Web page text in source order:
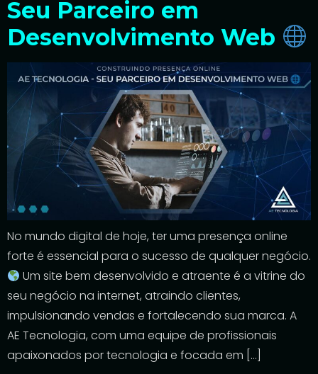
Seu Parceiro em
Desenvolvimento Web
No mundo digital de hoje, ter uma presença online
forte é essencial para o sucesso de qualquer negócio.
Um site bem desenvolvido e atraente é a vitrine do
seu negócio na internet, atraindo clientes,
impulsionando vendas e fortalecendo sua marca. A
AE Tecnologia, com uma equipe de profissionais
apaixonados por tecnologia e focada em […]